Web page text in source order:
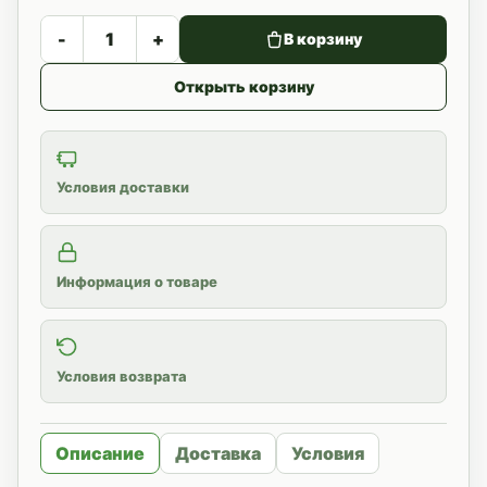
- + В корзину
Открыть корзину
Условия доставки
Информация о товаре
Условия возврата
Описание Доставка Условия